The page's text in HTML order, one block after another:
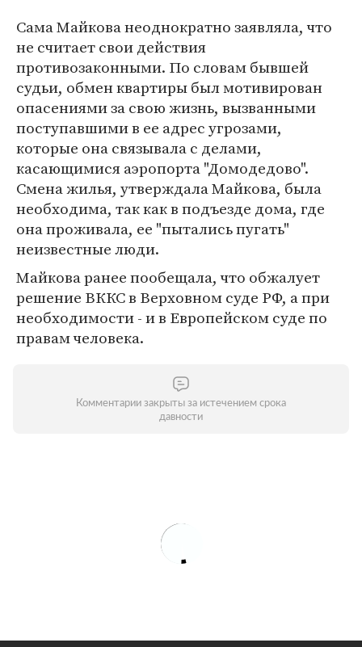
Сама Майкова неоднократно заявляла, что
не считает свои действия
противозаконными. По словам бывшей
судьи, обмен квартиры был мотивирован
опасениями за свою жизнь, вызванными
поступавшими в ее адрес угрозами,
которые она связывала с делами,
касающимися аэропорта "Домодедово".
Смена жилья, утверждала Майкова, была
необходима, так как в подъезде дома, где
она проживала, ее "пытались пугать"
неизвестные люди.
Майкова ранее пообещала, что обжалует
решение ВККС в Верховном суде РФ, а при
необходимости - и в Европейском суде по
правам человека.
Комментарии закрыты за истечением срока
давности